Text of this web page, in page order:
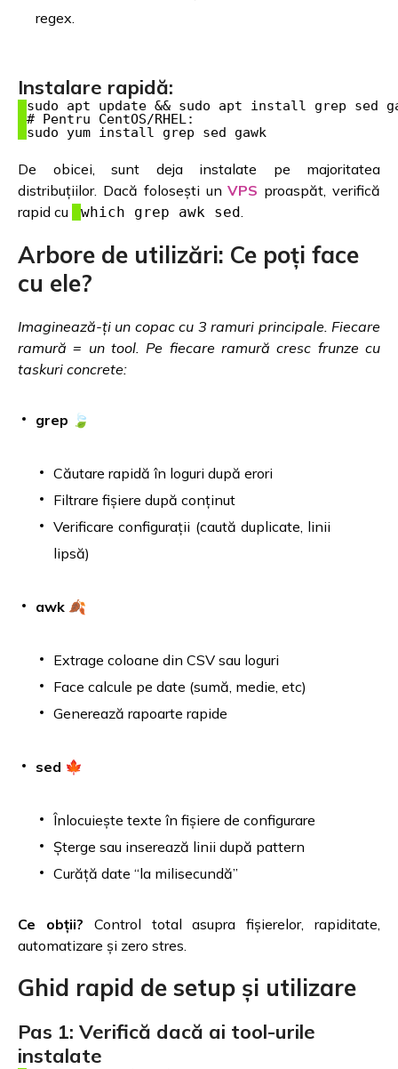
regex.
Instalare rapidă:
sudo apt update && sudo apt install grep sed
# Pentru CentOS/RHEL:
De obicei, sunt deja instalate pe majoritatea
distribuțiilor. Dacă folosești unVPS proaspăt, verifică
rapid cu
which grep awk sed
Arbore de utilizări: Ce poți face
cu ele?
Imaginează-ți un copac cu 3 ramuri principale. Fiecare
ramură = un tool. Pe fiecare ramură cresc frunze cu
taskuri concrete:
grep 🍃
Căutare rapidă în loguri după erori
Filtrare fișiere după conținut
Verificare configurații (caută duplicate, linii
lipsă)
awk 🍂
Extrage coloane din CSV sau loguri
Face calcule pe date (sumă, medie, etc)
Generează rapoarte rapide
sed 🍁
Înlocuiește texte în fișiere de configurare
Șterge sau inserează linii după pattern
Curăță date “la milisecundă”
Ce obții? Control total asupra fișierelor, rapiditate,
automatizare și zero stres.
Ghid rapid de setup și utilizare
Pas 1: Verifică dacă ai tool-urile
instalate